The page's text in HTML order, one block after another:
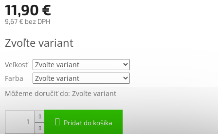
11,90 €
9,67 € bez DPH
cena:
Zvoľte variant
Veľkosť
Farba
Môžeme doručiť do: Zvoľte variant
Pridať do košíka